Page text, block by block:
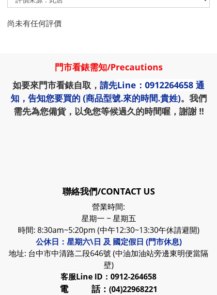
尚未有任何評價
門市看錶需知/Precautions
如要來門市看錶自取， 請先Line：0912264658 通
知，告知您要買的 (商品型號.來的時間.貴姓)。我們
需先為您備貨，以免您等候過久的時間喔，謝謝 !!
聯絡我們/CONTACT US
營業時間:
星期一 ~ 星期五
時間: 8:30am~5:20pm (中午12:30~13:30午休請避開)
公休日：星期六\日 及 國定假日 (門市休息)
地址: 台中市中清路二段646號 (中油加油站旁邊東明便當隔
壁)
客服Line ID：0912-264658
電 話： (04)22968221